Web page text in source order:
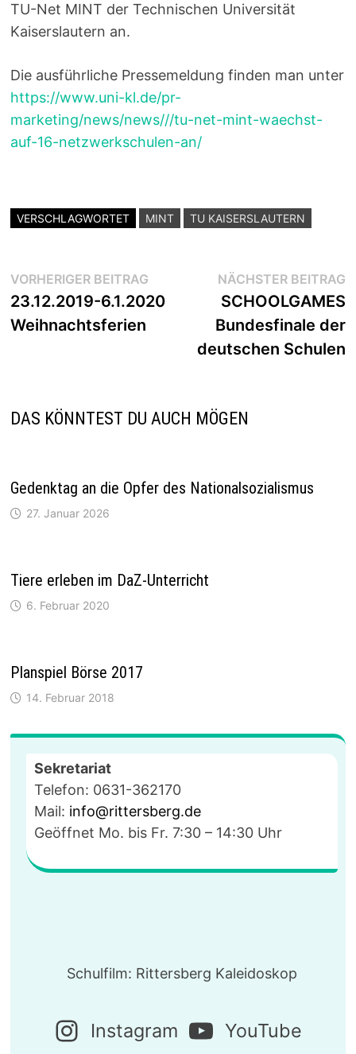
TU-Net MINT der Technischen Universität
Kaiserslautern an.
Die ausführliche Pressemeldung finden man unter
https://www.uni-kl.de/pr-
marketing/news/news///tu-net-mint-waechst-
auf-16-netzwerkschulen-an/
VERSCHLAGWORTET MINT TU KAISERSLAUTERN
Beitragsnavigation
VORHERIGER BEITRAG Vorheriger
Beitrag:
23.12.2019-6.1.2020
Weihnachtsferien
NÄCHSTER BEITRAG
SCHOOLGAMES
Bundesfinale der
deutschen Schulen
DAS KÖNNTEST DU AUCH MÖGEN
Gedenktag an die Opfer des Nationalsozialismus
27. Januar 2026
Tiere erleben im DaZ-Unterricht
6. Februar 2020
Planspiel Börse 2017
14. Februar 2018
Sekretariat
Telefon: 0631-362170
Mail: info@rittersberg.de
Geöffnet Mo. bis Fr. 7:30 – 14:30 Uhr
Schulfilm: Rittersberg Kaleidoskop
Instagram YouTube